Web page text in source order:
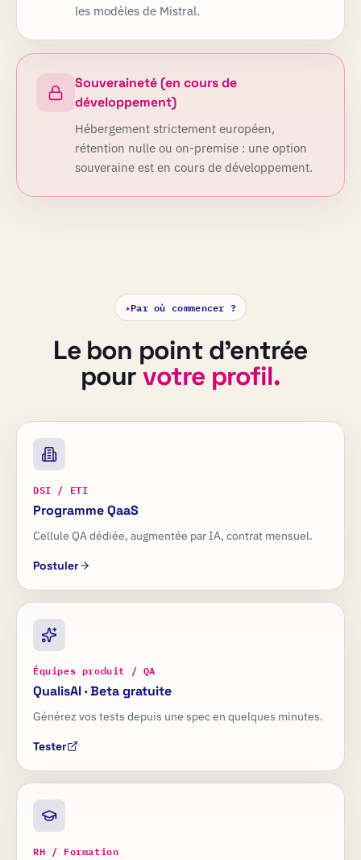
les modèles de Mistral.
Souveraineté (en cours de
développement)
Hébergement strictement européen,
rétention nulle ou on-premise : une option
souveraine est en cours de développement.
✦Par où commencer ?
Le bon point d'entrée
pourvotre profil.
DSI / ETI
Programme QaaS
Cellule QA dédiée, augmentée par IA, contrat mensuel.
Postuler
Équipes produit / QA
QualisAI · Beta gratuite
Générez vos tests depuis une spec en quelques minutes.
Tester
RH / Formation